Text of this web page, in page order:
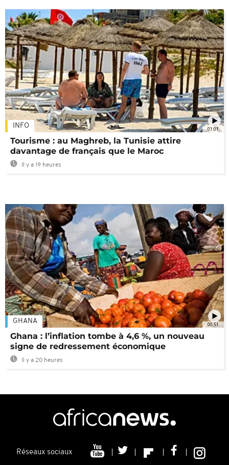
01:01
INFO
Tourisme : au Maghreb, la Tunisie attire
davantage de français que le Maroc
Il y a 19 heures
00:51
GHANA
Ghana : l’inflation tombe à 4,6 %, un nouveau
signe de redressement économique
Il y a 20 heures
Réseaux sociaux